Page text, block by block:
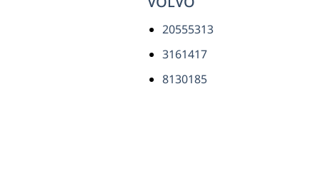
20555313
3161417
8130185